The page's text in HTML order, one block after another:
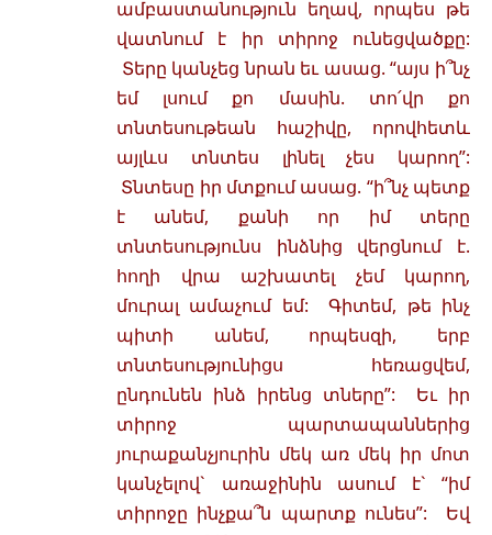
ամբաստանություն եղավ, որպես թե
վատնում է իր տիրոջ ունեցվածքը:
Տերը կանչեց նրան եւ ասաց. “այս ի՞նչ
եմ լսում քո մասին. տո՛վր քո
տնտեսութեան հաշիվը, որովհետև
այլևս տնտես լինել չես կարող”:
Տնտեսը իր մտքում ասաց. “ի՞նչ պետք
է անեմ, քանի որ իմ տերը
տնտեսությունս ինձնից վերցնում է.
հողի վրա աշխատել չեմ կարող,
մուրալ ամաչում եմ: Գիտեմ, թե ինչ
պիտի անեմ, որպեսզի, երբ
տնտեսությունիցս հեռացվեմ,
ընդունեն ինձ իրենց տները”: Եւ իր
տիրոջ պարտապաններից
յուրաքանչյուրին մեկ առ մեկ իր մոտ
կանչելով` առաջինին ասում է` “իմ
տիրոջը ինչքա՞ն պարտք ունես”: Եվ